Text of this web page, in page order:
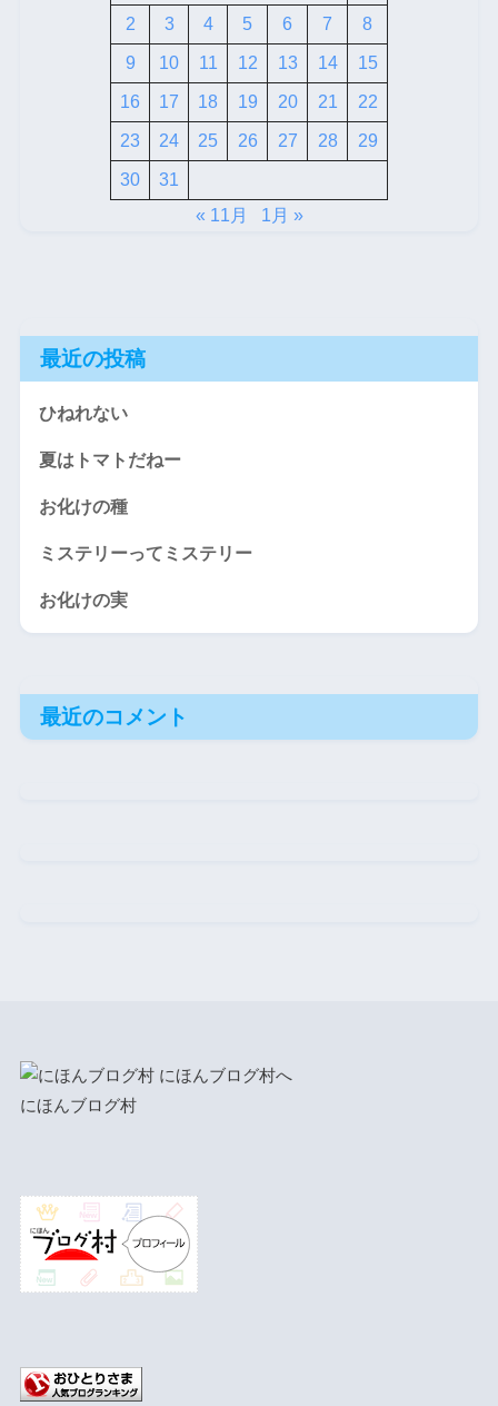
2 3 4 5 6 7 8
9 10 11 12 13 14 15
16 17 18 19 20 21 22
23 24 25 26 27 28 29
30
31
« 11月
1月 »
最近の投稿
ひねれない
夏はトマトだねー
お化けの種
ミステリーってミステリー
お化けの実
最近のコメント
にほんブログ村